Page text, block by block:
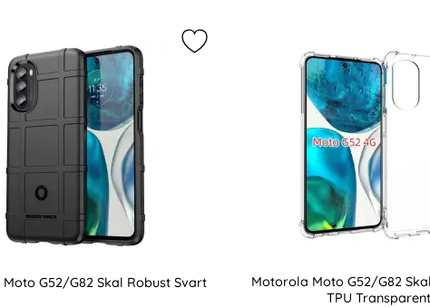
Moto G52/G82 Skal Robust Blå som favorit
G52/G82 Skal Robust Svart
Markera motorola Moto G52/G82
Motorola Moto G52/G82
TPU Transparent